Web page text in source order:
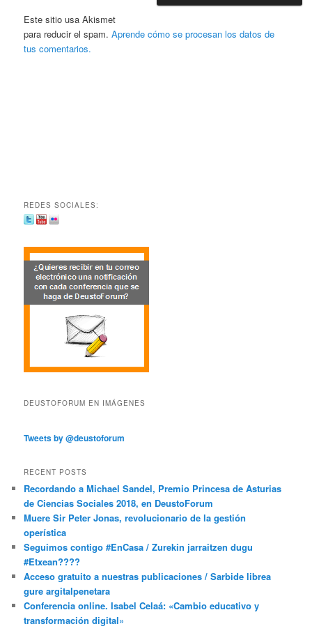
Este sitio usa Akismet
para reducir el spam.Aprende cómo se procesan los datos de
tus comentarios.
REDES SOCIALES:
DEUSTOFORUM EN IMÁGENES
Tweets by @deustoforum
RECENT POSTS
Recordando a Michael Sandel, Premio Princesa de Asturias
de Ciencias Sociales 2018, en DeustoForum
Muere Sir Peter Jonas, revolucionario de la gestión
operística
Seguimos contigo #EnCasa / Zurekin jarraitzen dugu
#Etxean????
Acceso gratuito a nuestras publicaciones / Sarbide librea
gure argitalpenetara
Conferencia online. Isabel Celaá: «Cambio educativo y
transformación digital»